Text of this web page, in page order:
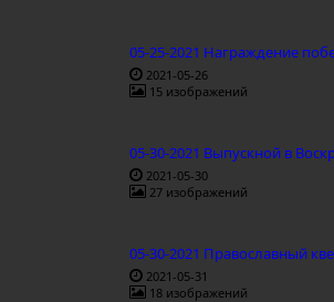
05-25-2021 Награждение
2021-05-26
15 изображений
05-30-2021 Выпускной в
2021-05-30
27 изображений
05-30-2021 Православный
2021-05-31
18 изображений